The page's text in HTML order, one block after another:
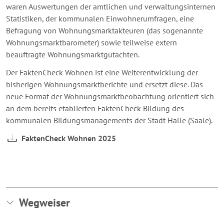
waren Auswertungen der amtlichen und verwaltungsinternen
Statistiken, der kommunalen Einwohnerumfragen, eine
Befragung von Wohnungsmarktakteuren (das sogenannte
Wohnungsmarktbarometer) sowie teilweise extern
beauftragte Wohnungsmarktgutachten.
Der FaktenCheck Wohnen ist eine Weiterentwicklung der
bisherigen Wohnungsmarktberichte und ersetzt diese. Das
neue Format der Wohnungsmarktbeobachtung orientiert sich
an dem bereits etablierten FaktenCheck Bildung des
kommunalen Bildungsmanagements der Stadt Halle (Saale).
FaktenCheck Wohnen 2025
Wegweiser